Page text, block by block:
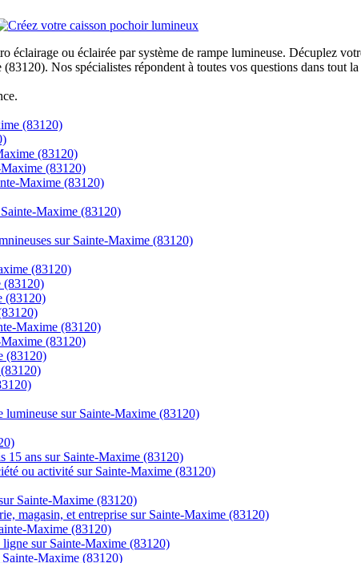
éclairage ou éclairée par système de rampe lumineuse. Décuplez
Nos spécialistes répondent à toutes vos questions dans tout la
(83120)
(83120)
(83120)
Maxime (83120)
Maxime (83120)
sur Sainte-Maxime (83120)
(83120)
(83120)
(83120)
Maxime (83120)
Maxime (83120)
(83120)
lumineuse sur Sainte-Maxime (83120)
15 ans sur Sainte-Maxime (83120)
ou activité sur Sainte-Maxime (83120)
Sainte-Maxime (83120)
magasin, et entreprise sur Sainte-Maxime (83120)
Maxime (83120)
ligne sur Sainte-Maxime (83120)
Sainte-Maxime (83120)